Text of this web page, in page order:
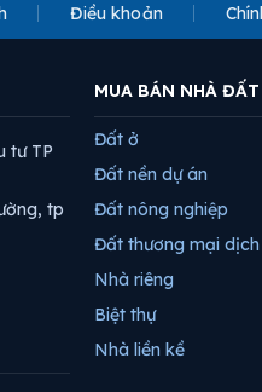
Điều khoản
tư TP
tp
MUA BÁN NHÀ ĐẤT
Đất ở
Đất nền dự án
Đất nông nghiệp
Đất thương mại
Nhà riêng
Biệt thự
Nhà liền kề